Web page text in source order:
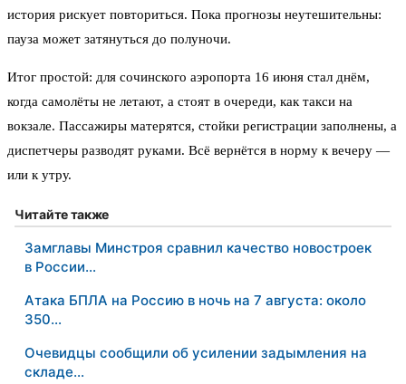
история рискует повториться. Пока прогнозы неутешительны:
пауза может затянуться до полуночи.
Итог простой: для сочинского аэропорта 16 июня стал днём,
когда самолёты не летают, а стоят в очереди, как такси на
вокзале. Пассажиры матерятся, стойки регистрации заполнены, а
диспетчеры разводят руками. Всё вернётся в норму к вечеру —
или к утру.
Читайте также
Замглавы Минстроя сравнил качество новостроек
в России…
Атака БПЛА на Россию в ночь на 7 августа: около
350…
Очевидцы сообщили об усилении задымления на
складе…